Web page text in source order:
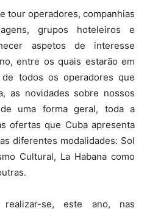
tour operadores, companhias
grupos hoteleiros e
aspetos de interesse
entre os quais estarão em
todos os operadores que
as novidades sobre nossos
uma forma geral, toda a
ofertas que Cuba apresenta
diferentes modalidades: Sol
Cultural, La Habana como
se, este ano, nas